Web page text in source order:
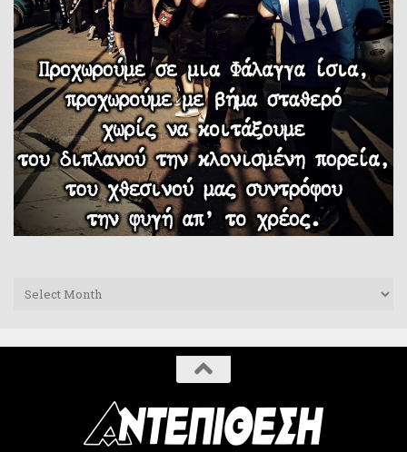
Archives